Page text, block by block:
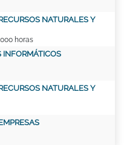
NATURALES Y
horas
INFORMÁTICOS
NATURALES Y